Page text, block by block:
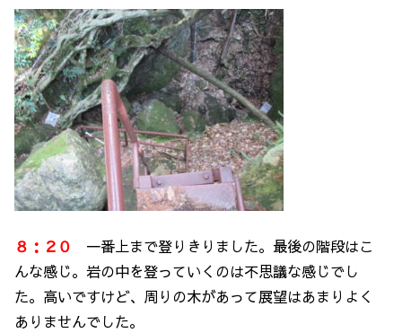
８：２０
一番上まで登りきりました。最後の階段はこ
んな感じ。岩の中を登っていくのは不思議な感じでし
た。高いですけど、周りの木があって展望はあまりよく
ありませんでした。